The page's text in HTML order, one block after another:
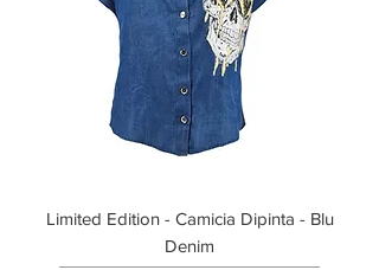
Limited Edition - Camicia Dipinta - Blu
Denim